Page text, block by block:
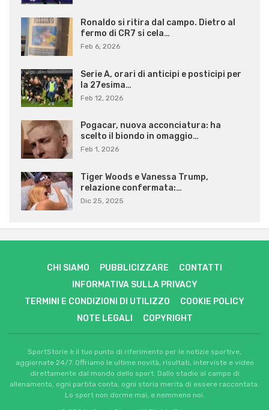
Ronaldo si ritira dal campo. Dietro al
fermo di CR7 si cela…
Feb 6, 2026
Serie A, orari di anticipi e posticipi per
la 27esima…
Feb 12, 2026
Pogacar, nuova acconciatura: ha
scelto il biondo in omaggio…
Feb 1, 2026
Tiger Woods e Vanessa Trump,
relazione confermata:…
Dic 25, 2025
CHI SIAMO PUBBLICIZZARE
CONTATTI
INFORMATIVA SULLA PRIVACY
TERMINI E CONDIZIONI DI UTILIZZO
COOKIE POLICY
NOTE LEGALI
COPYRIGHT
SportStorie è il tuo punto di riferimento per le notizie sportive,
aggiornate 24/7. Offriamo le ultime novità, risultati, interviste e video
direttamente dal mondo dello sport. Dallo stadio al campo di
allenamento, ogni partita conta, ogni storia merita di essere raccontata.
Lo sport non dorme mai, e nemmeno noi.